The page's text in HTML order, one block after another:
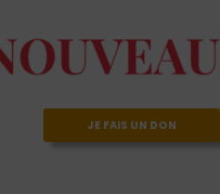
JE FAIS UN DON